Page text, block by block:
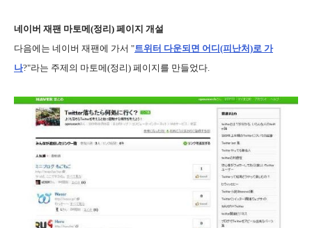
네이버 재팬 마토메(정리) 페이지 개설
다음에는 네이버 재팬에 가서 "트위터 다운되면 어디(피난처)로 가
나?"라는 주제의 마토메(정리) 페이지를 만들었다.